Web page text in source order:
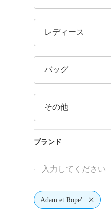
ブランド
Adam et Rope'